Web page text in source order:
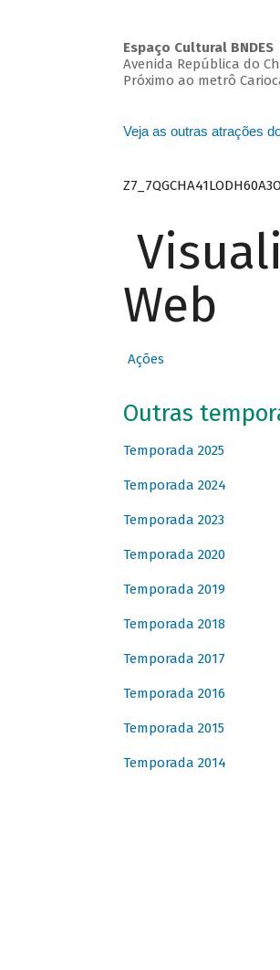
Espaço Cultural BNDES
Avenida República do
Próximo ao metrô
Veja as outras atrações
Web
Ações
Outras
Temporada 2025
Temporada 2024
Temporada 2023
Temporada 2020
Temporada 2019
Temporada 2018
Temporada 2017
Temporada 2016
Temporada 2015
Temporada 2014